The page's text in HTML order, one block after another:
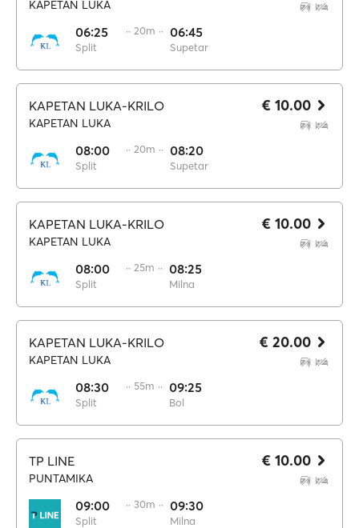
KAPETAN LUKA
06:25
Split
·· 20m ·· 06:45
Supetar
KAPETAN LUKA-KRILO
KAPETAN LUKA
08:00
Split
·· 20m ·· 08:20
Supetar
€ 10.00
KAPETAN LUKA-KRILO
KAPETAN LUKA
08:00
Split
·· 25m ·· 08:25
Milna
€ 10.00
KAPETAN LUKA-KRILO
KAPETAN LUKA
08:30
Split
·· 55m ·· 09:25
Bol
€ 20.00
TP LINE
PUNTAMIKA
09:00
Split
·· 30m ·· 09:30
Milna
€ 10.00